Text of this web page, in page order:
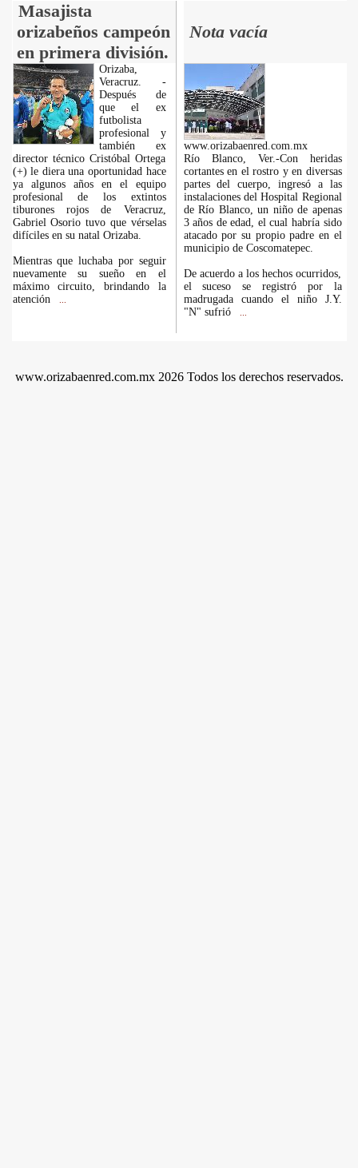
Masajista
orizabeños campeón
en primera división.
Nota vacía
Orizaba,
Veracruz. -
Después de
que el ex
futbolista
profesional y
también ex
director técnico Cristóbal Ortega
(+) le diera una oportunidad hace
ya algunos años en el equipo
profesional de los extintos
tiburones rojos de Veracruz,
Gabriel Osorio tuvo que vérselas
difíciles en su natal Orizaba.
Mientras que luchaba por seguir
nuevamente su sueño en el
máximo circuito, brindando la
atención
www.orizabaenred.com.mx
Río Blanco, Ver.-Con heridas
cortantes en el rostro y en diversas
partes del cuerpo, ingresó a las
instalaciones del Hospital Regional
de Río Blanco, un niño de apenas
3 años de edad, el cual habría sido
atacado por su propio padre en el
municipio de Coscomatepec.
De acuerdo a los hechos ocurridos,
el suceso se registró por la
madrugada cuando el niño J.Y.
"N" sufrió
www.orizabaenred.com.mx 2026 Todos los derechos reservados.